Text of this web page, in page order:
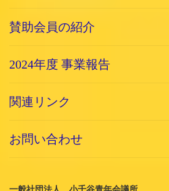
賛助会員の紹介
2024年度 事業報告
関連リンク
お問い合わせ